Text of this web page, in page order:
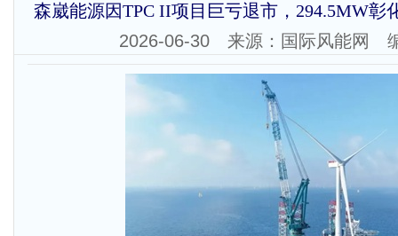
森崴能源因TPC II项目巨亏退市，294.5MW彰
2026-06-30 来源：国际风能网